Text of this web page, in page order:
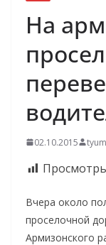
На
02.10.2015
Вчера около
проселочной
Армизонского